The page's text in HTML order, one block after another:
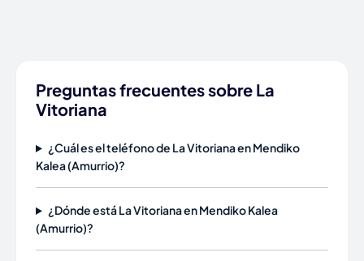
Preguntas frecuentes sobre La
Vitoriana
¿Cuál es el teléfono de La Vitoriana en Mendiko
Kalea (Amurrio)?
¿Dónde está La Vitoriana en Mendiko Kalea
(Amurrio)?